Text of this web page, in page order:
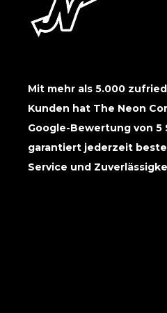
Mit mehr als 5.000
Kunden hat The Neon
Google-Bewertung von 5
garantiert jederzeit
Service und